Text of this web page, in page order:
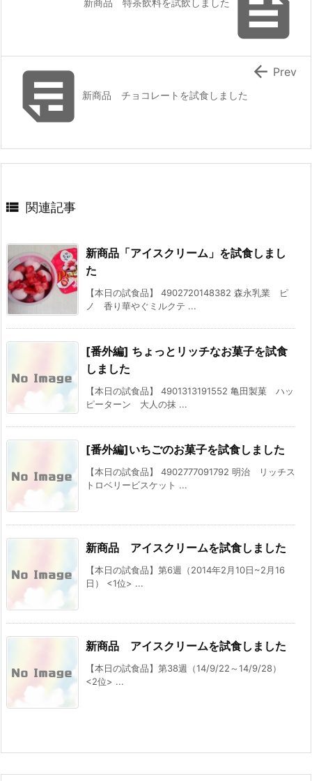
新商品 特茶飲料を試飲しました
新商品 チョコレートを試食しました
 Prev
 関連記事
新商品「アイスクリーム」を試食しまし
た
【本日の試食品】 4902720148382 森永乳業 ピ
ノ 香り華やぐミルクテ ...
[番外編] ちょっとリッチなお菓子を試食
しました
【本日の試食品】 4901313191552 亀田製菓 ハッ
ピーターン 大人の抹 ...
[番外編]いちごのお菓子を試食しました
【本日の試食品】 4902777091792 明治 リッチス
トロベリービスケット ...
新商品 アイスクリームを試食しました
【本日の試食品】第6週（2014年2月10日~2月16
日） <1位> ...
新商品 アイスクリームを試食しました
【本日の試食品】第38週（14/9/22～14/9/28）
<2位> ...